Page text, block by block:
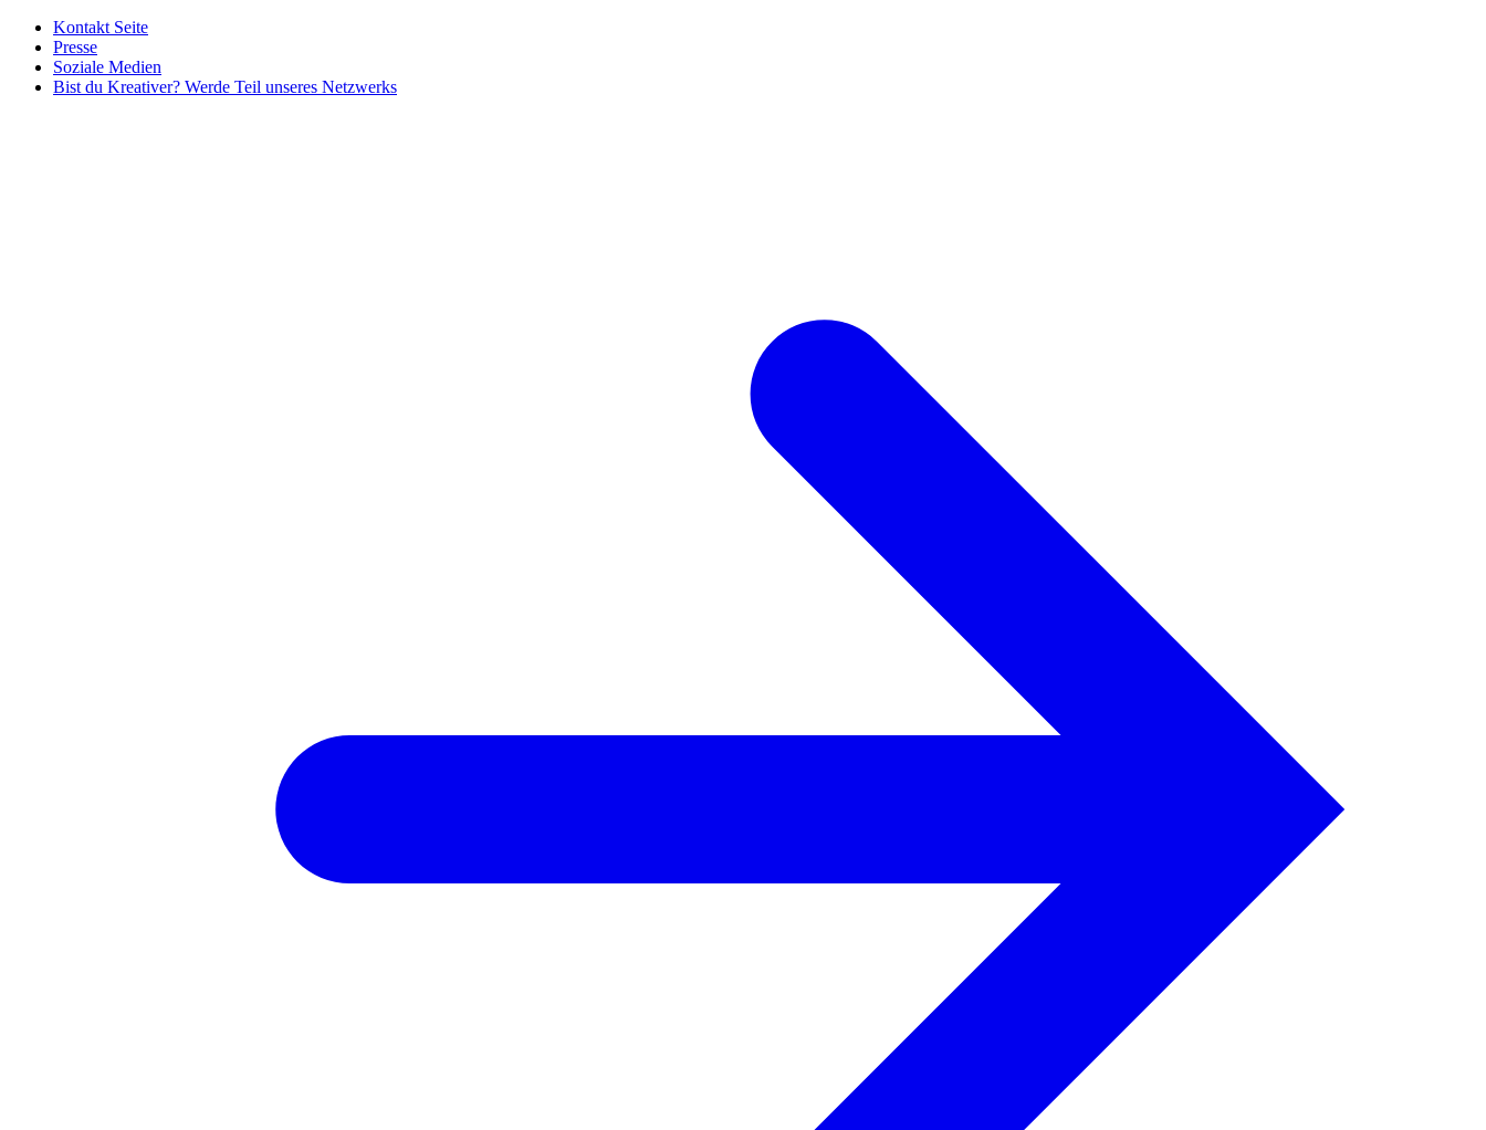
Kontakt Seite
Presse
Soziale Medien
Bist du Kreativer? Werde Teil unseres Netzwerks